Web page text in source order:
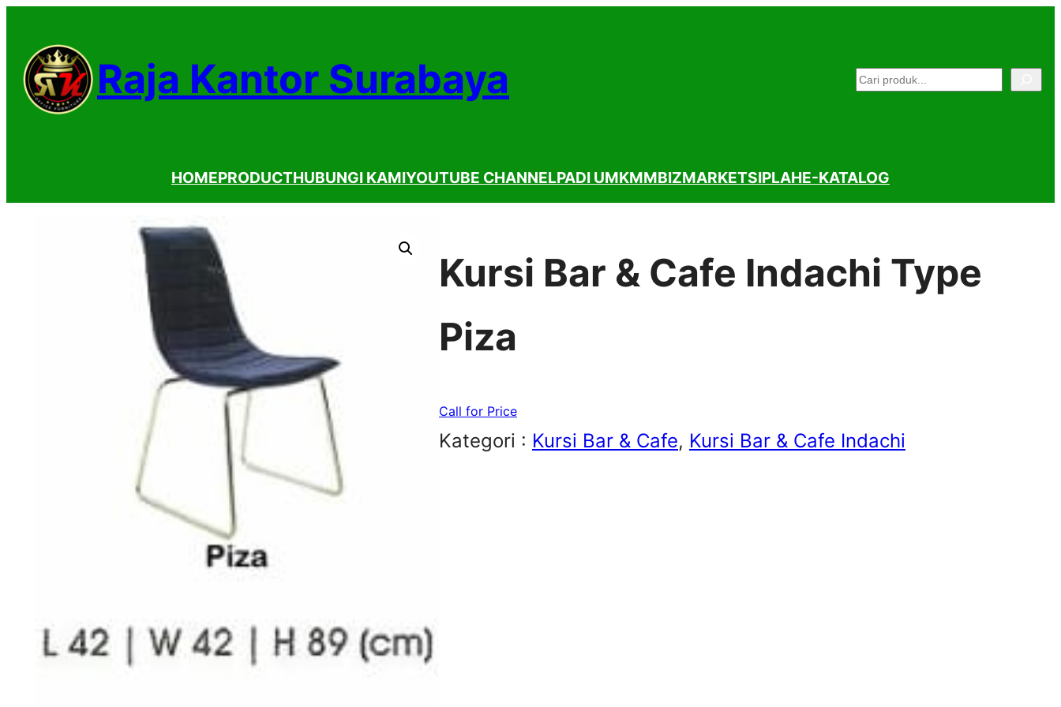
konten
Raja Kantor Surabaya Pencarian
HOMEPRODUCTHUBUNGI KAMIYOUTUBE CHANNELPADI UMKMMBIZMARKETSIPLAHE-KATALOG
Kursi Bar & Cafe Indachi Type
Piza
Call for Price
Kategori : Kursi Bar & Cafe, Kursi Bar & Cafe Indachi